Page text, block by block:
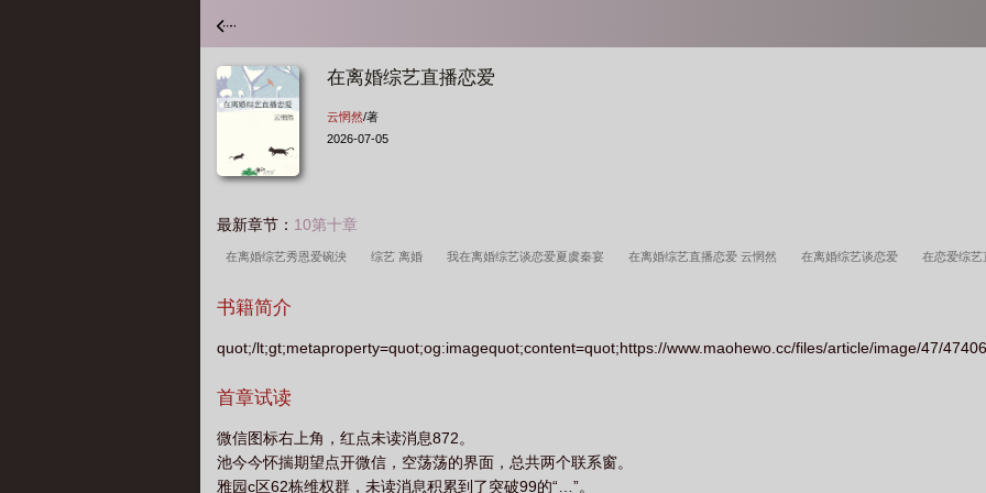
在离婚综艺直播恋爱
云惘然/著
2026-07-05
最新章节： 10第十章
在离婚综艺秀恩爱碗泱 综艺 离婚 我在离婚综艺谈恋爱夏虞秦宴 在离婚综艺直播恋爱 云惘然 在离婚综艺谈恋爱 在恋爱综
书籍简介
quot;/lt;gt;metaproperty=quot;og:imagequot;content=quot;https://www.maohewo.cc/files/article/image/47/
首章试读
微信图标右上角，红点未读消息872。
池今今怀揣期望点开微信，空荡荡的界面，总共两个联系窗。
雅园c区62栋维权群，未读消息积累到了突破99的“…”。